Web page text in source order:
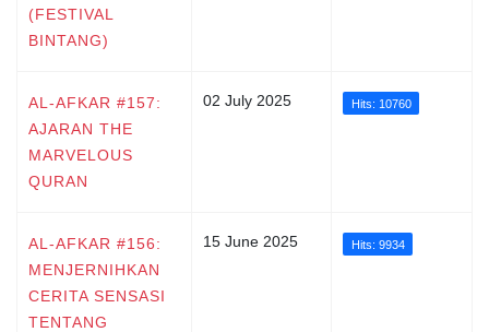
(FESTIVAL
BINTANG)
AL-AFKAR #157:
AJARAN THE
MARVELOUS
QURAN
02 July 2025 Hits: 10760
AL-AFKAR #156:
MENJERNIHKAN
CERITA SENSASI
TENTANG
15 June 2025 Hits: 9934